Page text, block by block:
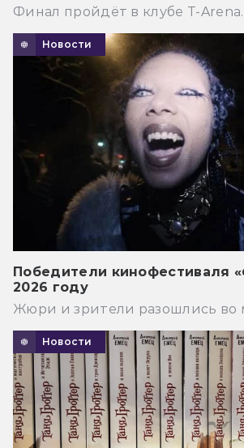
Финал пройдёт в клубе T-Arena.
Новости
Победители кинофестиваля
2026 году
Жюри и зрители разошлись во
Новости